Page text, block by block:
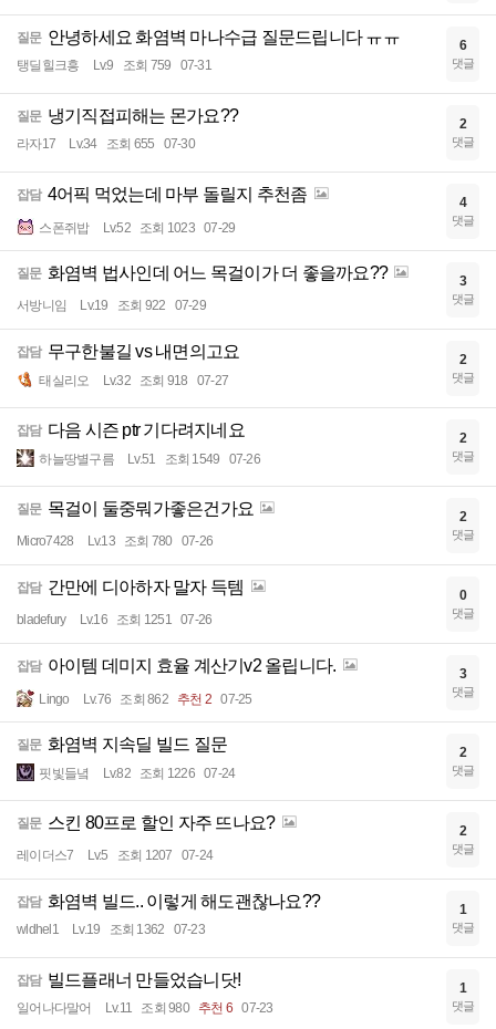
질문 안녕하세요 화염벽 마나수급 질문드립니다 ㅠㅠ
탱딜힐크흥 Lv.9 조회 759 07-31
6
댓글
질문 냉기직접피해는 몬가요??
라자17 Lv.34 조회 655 07-30
2
댓글
잡담 4어픽 먹었는데 마부 돌릴지 추천좀
스폰쥐밥 Lv.52 조회 1023 07-29
4
댓글
질문 화염벽 법사인데 어느 목걸이가 더 좋을까요??
서방니임 Lv.19 조회 922 07-29
3
댓글
잡담 무구한불길 vs 내면의고요
태실리오 Lv.32 조회 918 07-27
2
댓글
잡담 다음 시즌 ptr 기다려지네요
하늘땅별구름 Lv.51 조회 1549 07-26
2
댓글
질문 목걸이 둘중뭐가좋은건가요
Micro7428 Lv.13 조회 780 07-26
2
댓글
잡담 간만에 디아하자 말자 득템
bladefury Lv.16 조회 1251 07-26
0
댓글
잡담 아이템 데미지 효율 계산기v2 올립니다.
Lingo Lv.76 조회 862 추천 2 07-25
3
댓글
질문 화염벽 지속딜 빌드 질문
핏빛들녘 Lv.82 조회 1226 07-24
2
댓글
질문 스킨 80프로 할인 자주 뜨나요?
레이더스7 Lv.5 조회 1207 07-24
2
댓글
잡담 화염벽 빌드.. 이렇게 해도괜찮나요??
wldhel1 Lv.19 조회 1362 07-23
1
댓글
잡담 빌드플래너 만들었습니닷!
일어나다말어 Lv.11 조회 980 추천 6 07-23
1
댓글